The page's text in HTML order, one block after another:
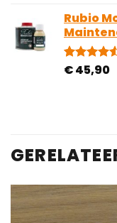
Rubio
2
€45,90